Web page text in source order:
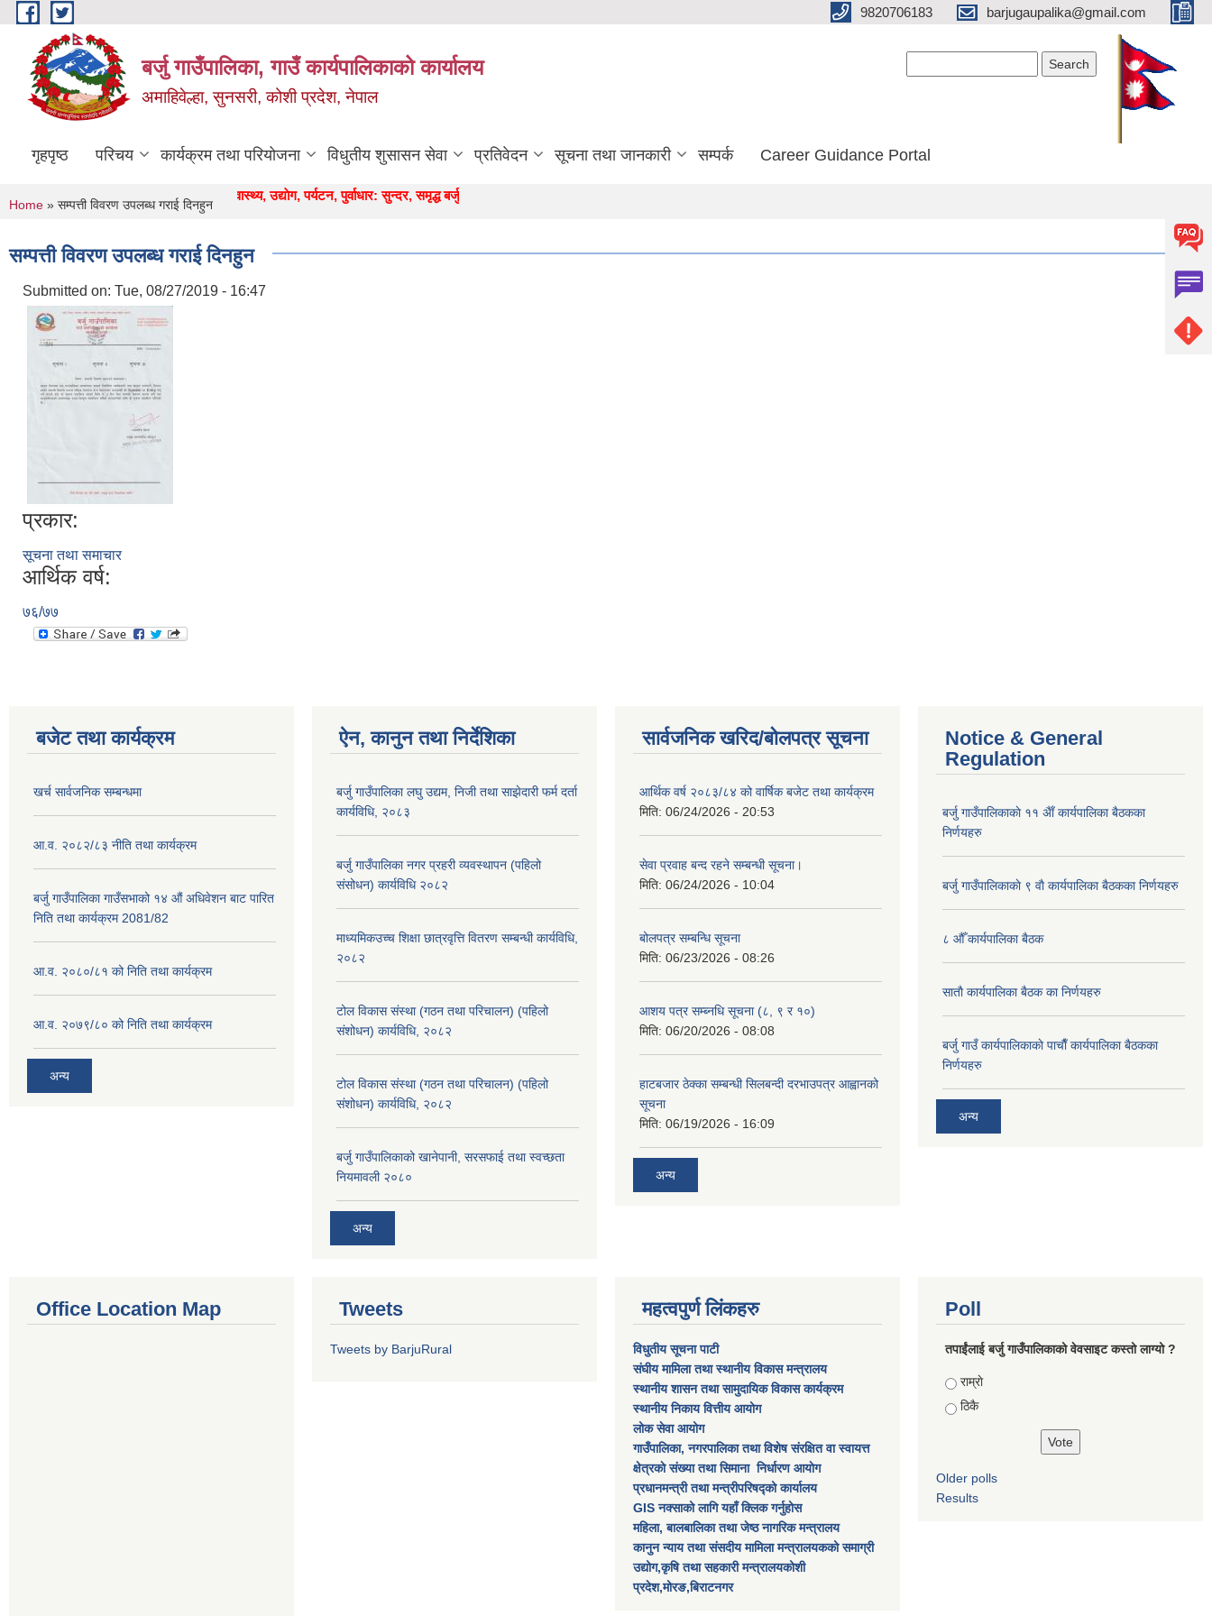
Skip to main content 9820706183 barjugaupalika@gmail.com
बर्जु गाउँपालिका, गाउँ कार्यपालिकाको कार्यालय
अमाहिवेल्हा, सुनसरी, कोशी प्रदेश, नेपाल
गृहपृष्ठ परिचय कार्यक्रम तथा परियोजना विधुतीय शुसासन सेवा प्रतिवेदन सूचना तथा जानकारी सम्पर्क Career Guidance Portal
" कृषि, शिक्षा, स्वास्थ्य, उद्याेग, पर्यटन, पुर्वाधार: सुन्दर, समृद्ध बर्जुकाे अाधार "
You are here
Home » सम्पत्ती विवरण उपलब्ध गराई दिनहुन
सम्पत्ती विवरण उपलब्ध गराई दिनहुन
Submitted on: Tue, 08/27/2019 - 16:47
प्रकार:
सूचना तथा समाचार
आर्थिक वर्ष:
७६/७७
बजेट तथा कार्यक्रम
खर्च सार्वजनिक सम्बन्धमा
आ.व. २०८२/८३ नीति तथा कार्यक्रम
बर्जु गाउँपालिका गाउँसभाको १४ औं अधिवेशन बाट पारित
निति तथा कार्यक्रम 2081/82
आ.व. २०८०/८१ को निति तथा कार्यक्रम
आ.व. २०७९/८० को निति तथा कार्यक्रम
अन्य
ऐन, कानुन तथा निर्देशिका
बर्जु गाउँपालिका लघु उद्यम, निजी तथा साझेदारी फर्म दर्ता
कार्यविधि, २०८३
बर्जु गाउँपालिका नगर प्रहरी व्यवस्थापन (पहिलो
संसोधन) कार्यविधि २०८२
माध्यमिकउच्च शिक्षा छात्रवृत्ति वितरण सम्बन्धी कार्यविधि,
२०८२
टोल विकास संस्था (गठन तथा परिचालन) (पहिलो
संशोधन) कार्यविधि, २०८२
टोल विकास संस्था (गठन तथा परिचालन) (पहिलो
संशोधन) कार्यविधि, २०८२
बर्जु गाउँपालिकाको खानेपानी, सरसफाई तथा स्वच्छता
नियमावली २०८०
अन्य
सार्वजनिक खरिद/बोलपत्र सूचना
आर्थिक वर्ष २०८३/८४ को वार्षिक बजेट तथा कार्यक्रम
मिति: 06/24/2026 - 20:53
सेवा प्रवाह बन्द रहने सम्बन्धी सूचना।
मिति: 06/24/2026 - 10:04
बोलपत्र सम्बन्धि सूचना
मिति: 06/23/2026 - 08:26
आशय पत्र सम्ब्नधि सूचना (८, ९ र १०)
मिति: 06/20/2026 - 08:08
हाटबजार ठेक्का सम्बन्धी सिलबन्दी दरभाउपत्र आह्वानको
सूचना
मिति: 06/19/2026 - 16:09
अन्य
Notice & General
Regulation
बर्जु गाउँपालिकाकाे ११ अैाँ कार्यपालिका बैठकका
निर्णयहरु
बर्जु गाउँपालिकाकाे ९ वाै‌ कार्यपालिका बैठकका निर्णयहरु
८ औँ कार्यपालिका बैठक
साताै‌ कार्यपालिका बैठक का निर्णयहरु
बर्जु गाउँ कार्यपालिकाकाे पाचाै‌ँ कार्यपालिका बैठकका
निर्णयहरु
अन्य
Office Location Map Tweets
Tweets by BarjuRural
महत्वपुर्ण लिंकहरु
विधुतीय सूचना पाटी
संघीय मामिला तथा स्थानीय विकास मन्त्रालय
स्थानीय शासन तथा सामुदायिक विकास कार्यक्रम
स्थानीय निकाय वित्तीय आयोग
लोक सेवा आयोग
गाउँपालिका, नगरपालिका तथा विशेष स‌ंरक्षित वा स्वायत्त
क्षेत्रकाे स‌ंख्या तथा सिमाना निर्धारण आयाेग
प्रधानमन्त्री तथा मन्त्रीपरिषद्को कार्यालय
GIS नक्साको लागि यहाँ क्लिक गर्नुहोस
महिला, बालबालिका तथा जेष्ठ नागरिक मन्त्रालय
कानुन न्याय तथा संसदीय मामिला मन्त्रालयकको समाग्री
उद्योग,कृषि तथा सहकारी मन्त्रालयकोशी
प्रदेश,मोरङ,बिराटनगर
Poll
तपाईंलाई बर्जु गाउँपालिकाको वेवसाइट कस्तो लाग्यो ?
Choices
राम्राे
ठिकै
Older polls
Results